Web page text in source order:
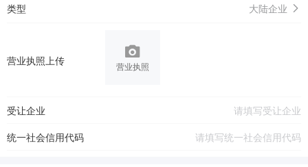
类型 大陆企业
营业执照上传 营业执照
受让企业
统一社会信用代码